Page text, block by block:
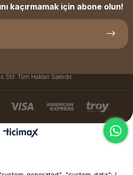
kaçırmamak için abone olun!
Tüm Hakları Saklıdır.